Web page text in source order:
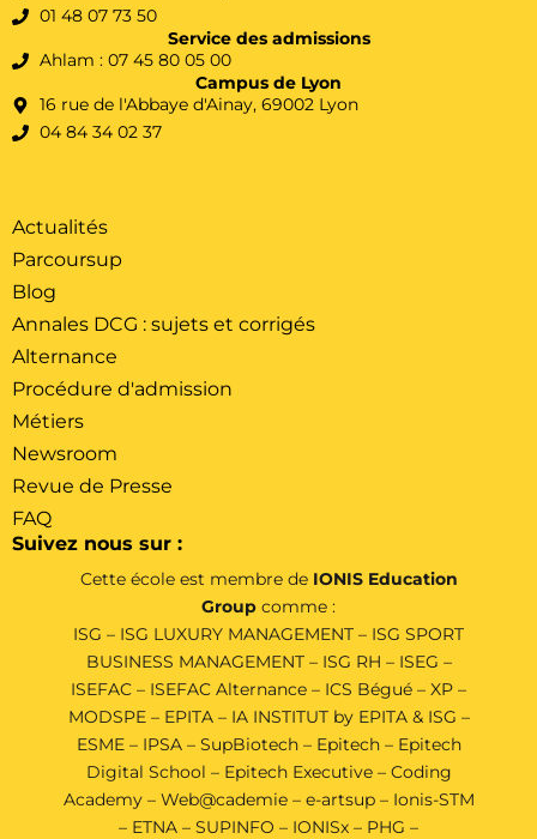
01 48 07 73 50
Service des admissions
Ahlam : 07 45 80 05 00
Campus de Lyon
16 rue de l'Abbaye d'Ainay, 69002 Lyon
04 84 34 02 37
Actualités
Parcoursup
Blog
Annales DCG : sujets et corrigés
Alternance
Procédure d'admission
Métiers
Newsroom
Revue de Presse
FAQ
Suivez nous sur :
Cette école est membre de IONIS Education
Group comme :
ISG – ISG LUXURY MANAGEMENT – ISG SPORT
BUSINESS MANAGEMENT– ISG RH – ISEG –
ISEFAC – ISEFAC Alternance – ICS Bégué – XP –
MODSPE– EPITA– IA INSTITUT by EPITA & ISG –
ESME – IPSA – SupBiotech – Epitech – Epitech
Digital School – Epitech Executive–Coding
Academy– Web@cademie– e-artsup– Ionis-STM
– ETNA – SUPINFO – IONISx – PHG –